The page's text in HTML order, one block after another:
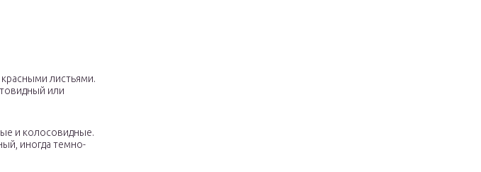
листьями.
или
и колосовидные.
иногда темно-